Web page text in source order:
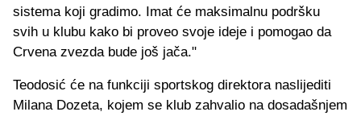
sistema koji gradimo. Imat će maksimalnu podršku
svih u klubu kako bi proveo svoje ideje i pomogao da
Crvena zvezda bude još jača."
Teodosić će na funkciji sportskog direktora naslijediti
Milana Dozeta, kojem se klub zahvalio na dosadašnjem